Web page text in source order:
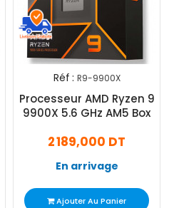
Réf : R9-9900X
Processeur AMD Ryzen 9
9900X 5.6 GHz AM5 Box
2 189,000 DT
En arrivage
Ajouter Au Panier